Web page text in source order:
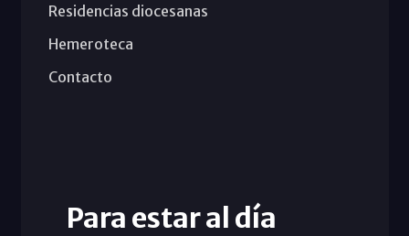
Residencias diocesanas
Hemeroteca
Contacto
Para estar al día